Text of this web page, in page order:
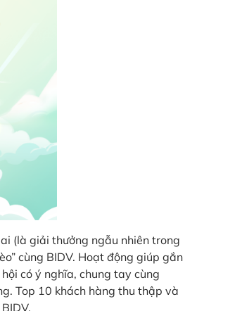
(là giải thưởng ngẫu nhiên trong
cùng BIDV. Hoạt động giúp gắn
có ý nghĩa, chung tay cùng
Top 10 khách hàng thu thập và